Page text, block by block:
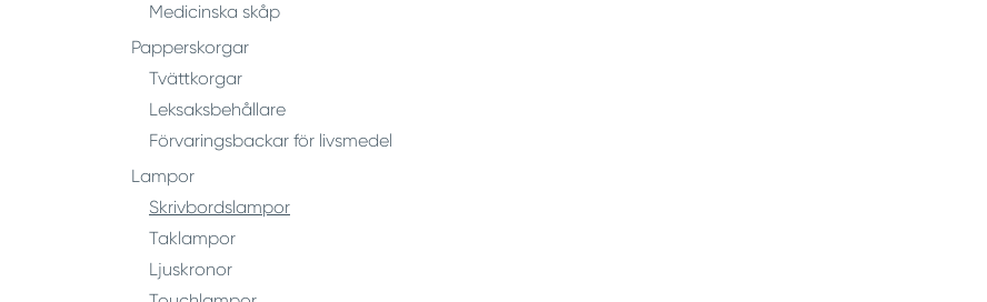
Medicinska skåp
Papperskorgar
Tvättkorgar
Leksaksbehållare
Förvaringsbackar för livsmedel
Lampor
Skrivbordslampor
Taklampor
Ljuskronor